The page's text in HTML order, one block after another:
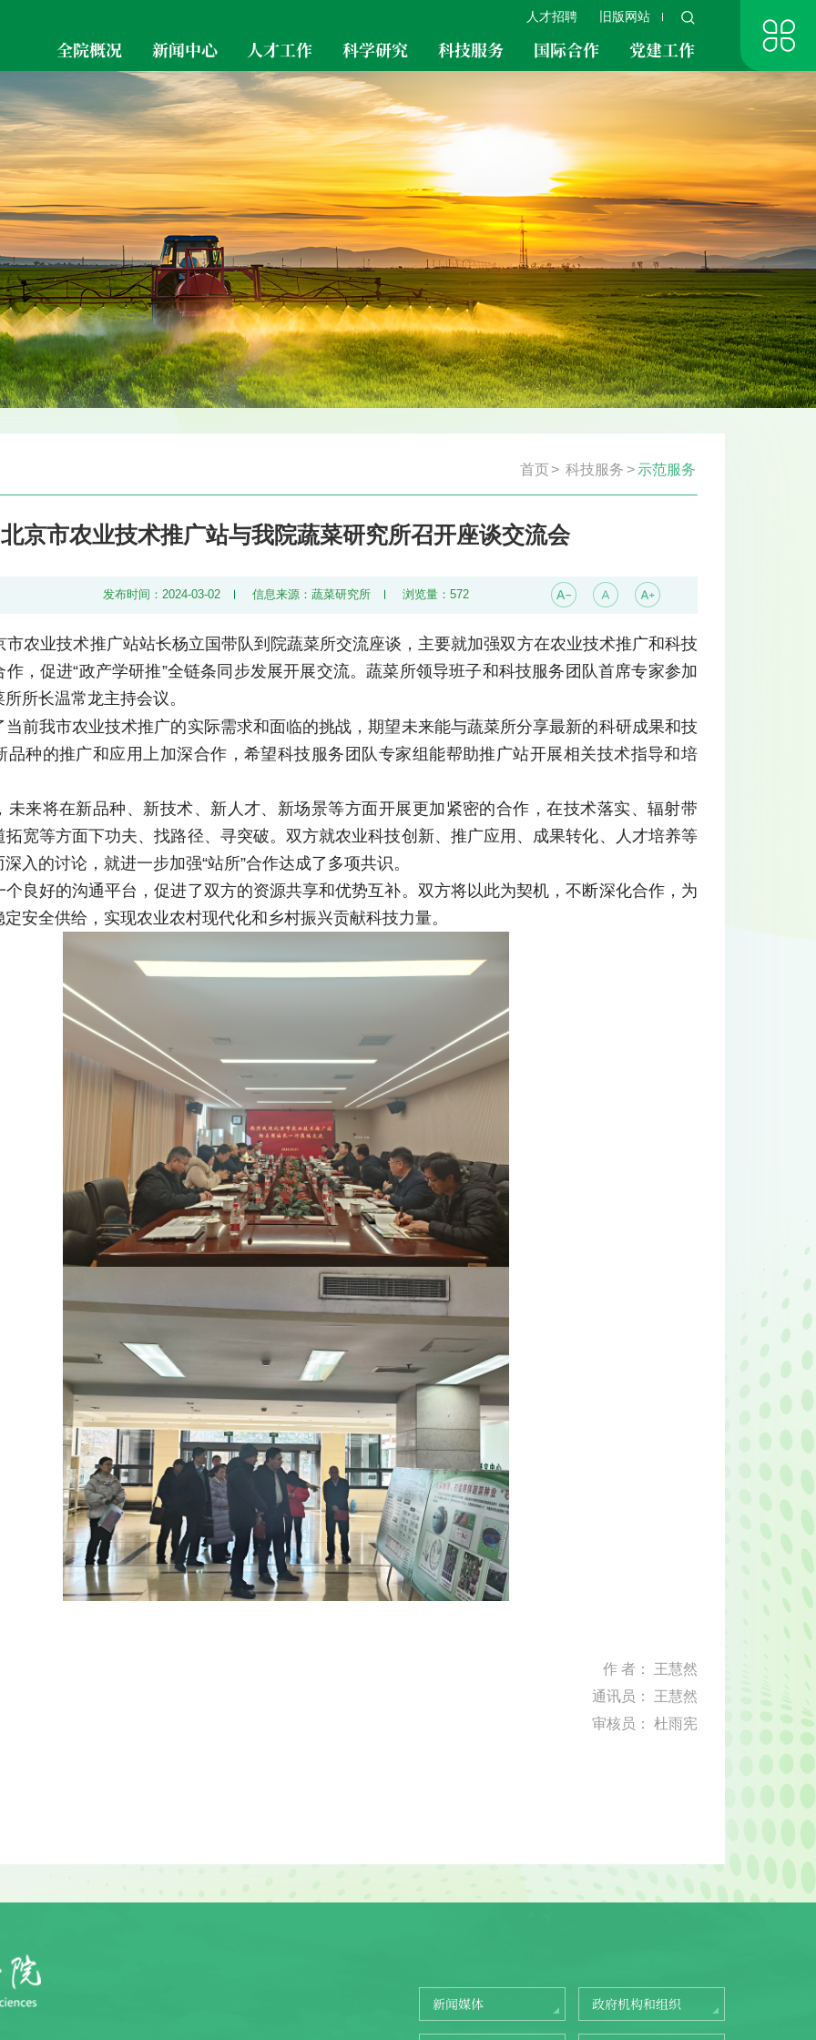
人才招聘 旧版网站
全院概况 新闻中心 人才工作 科学研究 科技服务 国际合作 党建工作
首页> 科技服务 > 示范服务
北京市农业技术推广站与我院蔬菜研究所召开座谈交流会
发布时间：2024-03-02 信息来源：蔬菜研究所 浏览量： 572
市农业技术推广站站长杨立国带队到院蔬菜所交流座谈，主要就加强双方在农业技术推广和科技
，促进“政产学研推”全链条同步发展开展交流。蔬菜所领导班子和科技服务团队首席专家参加
所长温常龙主持会议。
前我市农业技术推广的实际需求和面临的挑战，期望未来能与蔬菜所分享最新的科研成果和技
品种的推广和应用上加深合作，希望科技服务团队专家组能帮助推广站开展相关技术指导和培
未来将在新品种、新技术、新人才、新场景等方面开展更加紧密的合作，在技术落实、辐射带
拓宽等方面下功夫、找路径、寻突破。双方就农业科技创新、推广应用、成果转化、人才培养等
入的讨论，就进一步加强“站所”合作达成了多项共识。
良好的沟通平台，促进了双方的资源共享和优势互补。双方将以此为契机，不断深化合作，为
安全供给，实现农业农村现代化和乡村振兴贡献科技力量。
作 者： 王慧然
通讯员： 王慧然
审核员： 杜雨宪
新闻媒体 政府机构和组织